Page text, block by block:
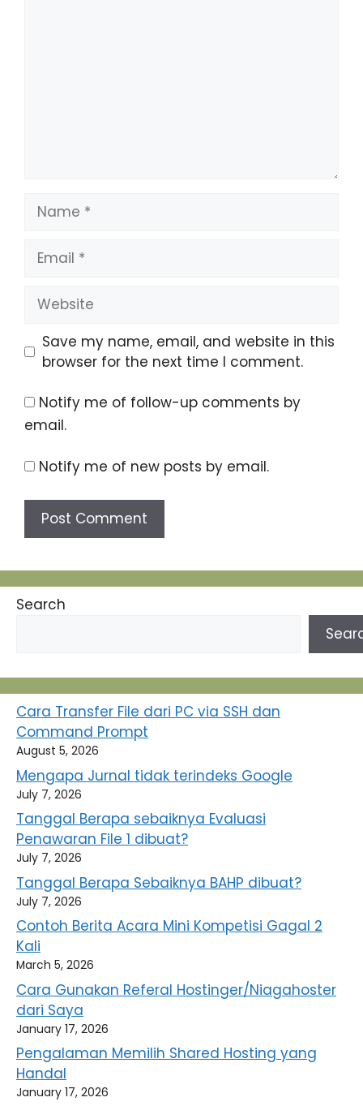
Name
Email
Website
Save my name, email, and website in this
browser for the next time I comment.
Notify me of follow-up comments by
email.
Notify me of new posts by email.
Search
Cara Transfer File dari PC via SSH dan
Command Prompt
August 5, 2026
Mengapa Jurnal tidak terindeks Google
July 7, 2026
Tanggal Berapa sebaiknya Evaluasi
Penawaran File 1 dibuat?
July 7, 2026
Tanggal Berapa Sebaiknya BAHP dibuat?
July 7, 2026
Contoh Berita Acara Mini Kompetisi Gagal 2
Kali
March 5, 2026
Cara Gunakan Referal Hostinger/Niagahoster
dari Saya
January 17, 2026
Pengalaman Memilih Shared Hosting yang
Handal
January 17, 2026